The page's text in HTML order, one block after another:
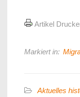
Artikel
Markiert in:
Aktuelles